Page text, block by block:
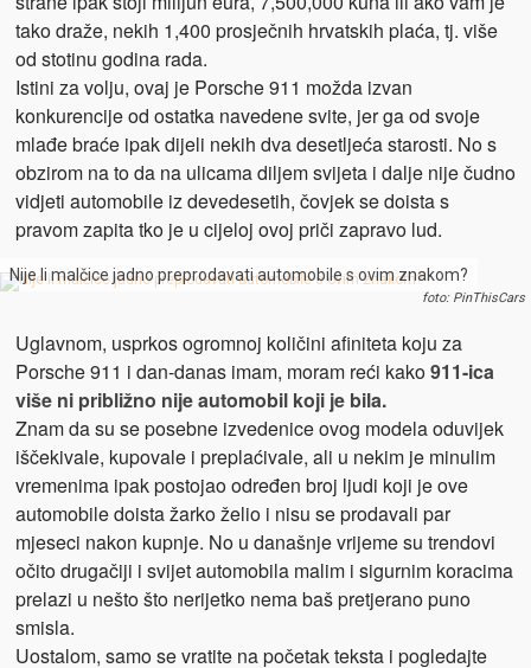
tako draže, nekih 1,400 prosječnih hrvatskih plaća, tj. više
od stotinu godina rada.
Istini za volju, ovaj je Porsche 911 možda izvan
konkurencije od ostatka navedene svite, jer ga od svoje
mlađe braće ipak dijeli nekih dva desetljeća starosti. No s
obzirom na to da na ulicama diljem svijeta i dalje nije čudno
vidjeti automobile iz devedesetih, čovjek se doista s
pravom zapita tko je u cijeloj ovoj priči zapravo lud.
Nije li malčice jadno preprodavati automobile s ovim znakom?
foto: PinThisCars
Uglavnom, usprkos ogromnoj količini afiniteta koju za
Porsche 911 i dan-danas imam, moram reći kako911-ica
više ni približno nije automobil koji je bila.
Znam da su se posebne izvedenice ovog modela oduvijek
iščekivale, kupovale i preplaćivale, ali u nekim je minulim
vremenima ipak postojao određen broj ljudi koji je ove
automobile doista žarko želio i nisu se prodavali par
mjeseci nakon kupnje. No u današnje vrijeme su trendovi
očito drugačiji i svijet automobila malim i sigurnim koracima
prelazi u nešto što nerijetko nema baš pretjerano puno
smisla.
Uostalom, samo se vratite na početak teksta i pogledajte